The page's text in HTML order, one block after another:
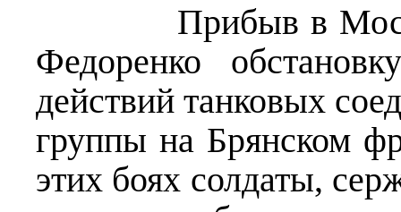
Прибыв в
Федоренко
действий танковых
группы на Брянском
этих боях солдаты,